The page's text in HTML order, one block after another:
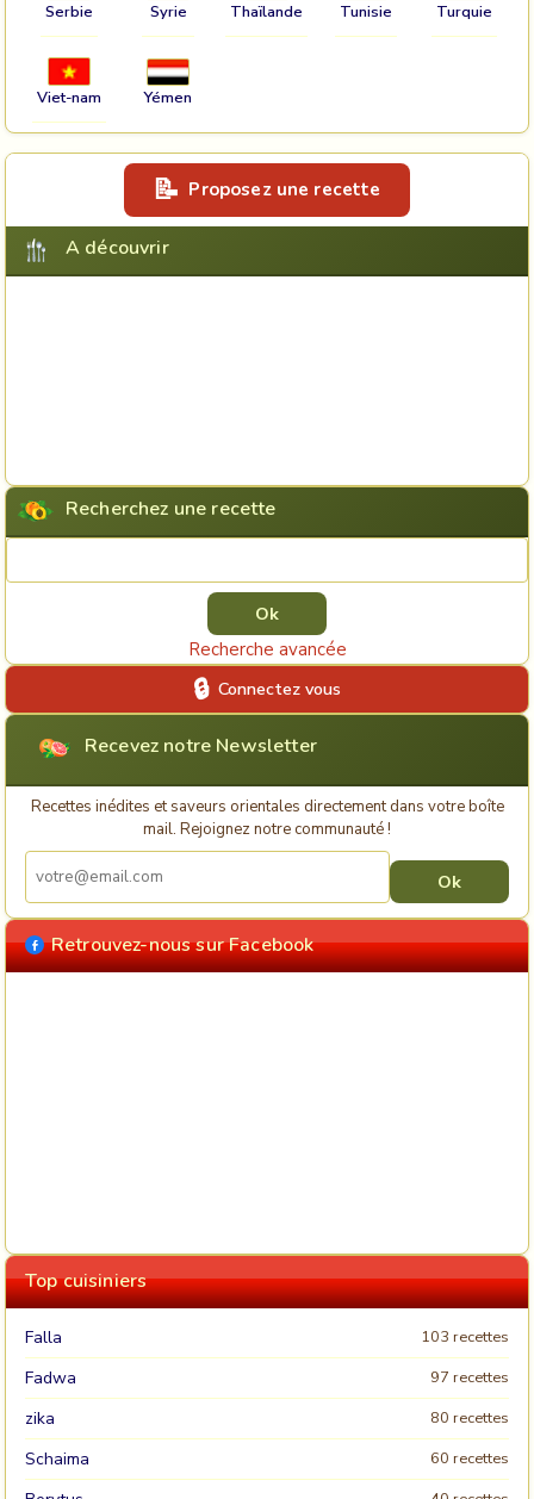
Serbie Syrie Thaïlande Tunisie Turquie
Viet-nam Yémen
Proposez une recette
A découvrir
Recherchez une recette
Recherche avancée
Connectez vous
Recevez notre Newsletter
Recettes inédites et saveurs orientales directement dans votre boîte
mail. Rejoignez notre communauté !
Retrouvez-nous sur Facebook
Top cuisiniers
Falla 103 recettes
Fadwa 97 recettes
zika 80 recettes
Schaima 60 recettes